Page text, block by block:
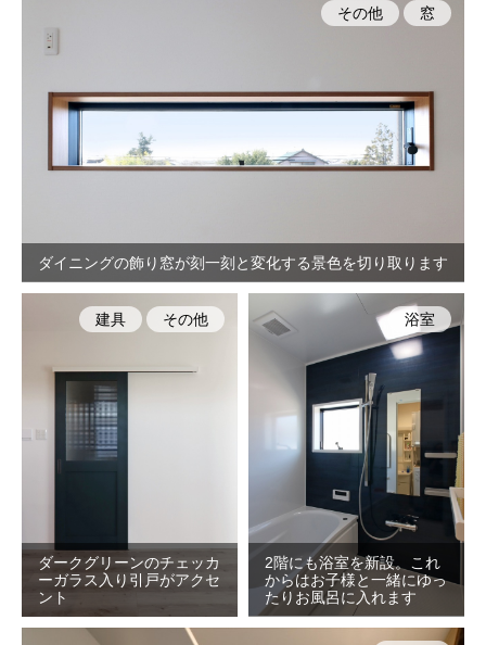
ダイニングの飾り窓が刻一刻と変化する景色を切り取ります
その他 窓
ダークグリーンのチェッカ
ーガラス入り引戸がアクセ
ント
建具 その他
2階にも浴室を新設。これ
からはお子様と一緒にゆっ
たりお風呂に入れます
浴室